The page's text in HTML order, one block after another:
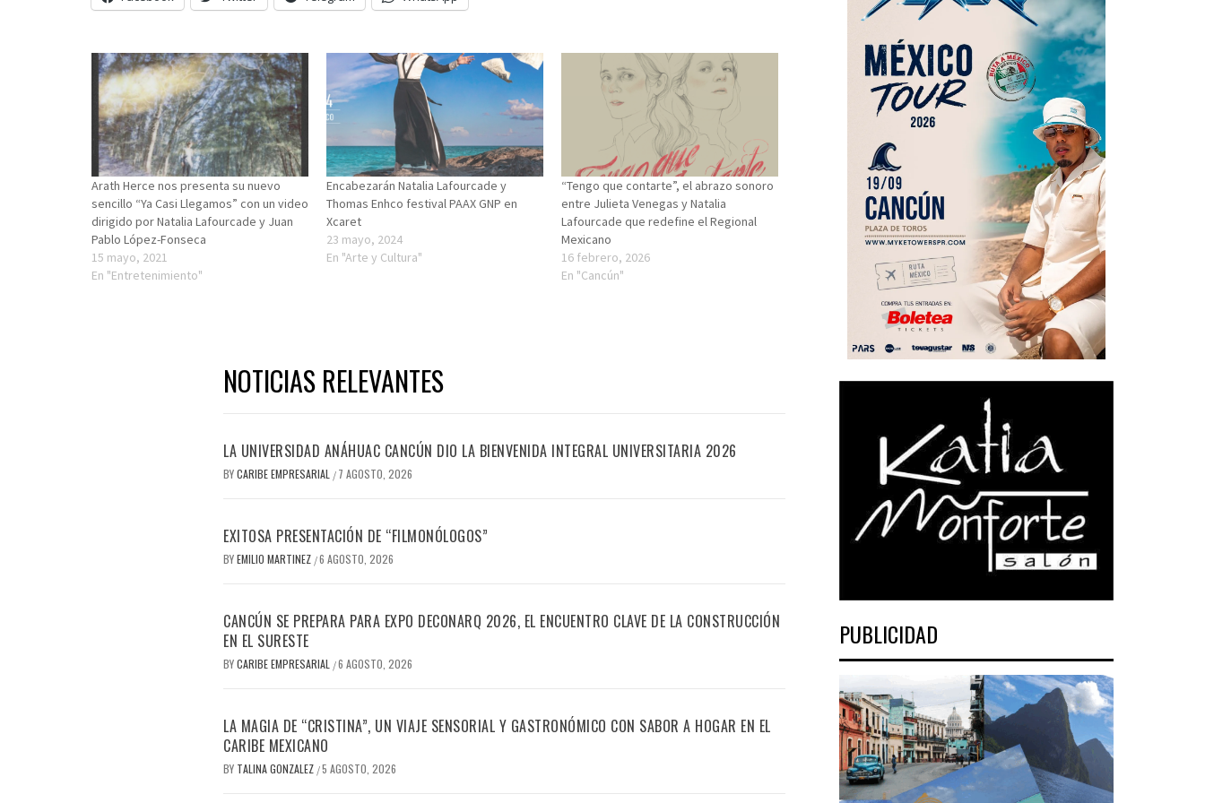
Arath Herce nos presenta su nuevo
sencillo “Ya Casi Llegamos” con un video
dirigido por Natalia Lafourcade y Juan
Pablo López-Fonseca
15 mayo, 2021
En "Entretenimiento"
Encabezarán Natalia Lafourcade y
Thomas Enhco festival PAAX GNP en
Xcaret
23 mayo, 2024
En "Arte y Cultura"
“Tengo que contarte”, el abrazo sonoro
entre Julieta Venegas y Natalia
Lafourcade que redefine el Regional
Mexicano
16 febrero, 2026
En "Cancún"
NOTICIAS RELEVANTES
LA UNIVERSIDAD ANÁHUAC CANCÚN DIO LA BIENVENIDA INTEGRAL UNIVERSITARIA 2026
BYCARIBE EMPRESARIAL / 7 AGOSTO, 2026
EXITOSA PRESENTACIÓN DE “FILMONÓLOGOS”
BYEMILIO MARTINEZ /6 AGOSTO, 2026
CANCÚN SE PREPARA PARA EXPO DECONARQ 2026, EL ENCUENTRO CLAVE DE LA CONSTRUCCIÓN
EN EL SURESTE
BYCARIBE EMPRESARIAL /6 AGOSTO, 2026
LA MAGIA DE “CRISTINA”, UN VIAJE SENSORIAL Y GASTRONÓMICO CON SABOR A HOGAR EN EL
CARIBE MEXICANO
BY TALINA GONZALEZ /5 AGOSTO, 2026
PUBLICIDAD